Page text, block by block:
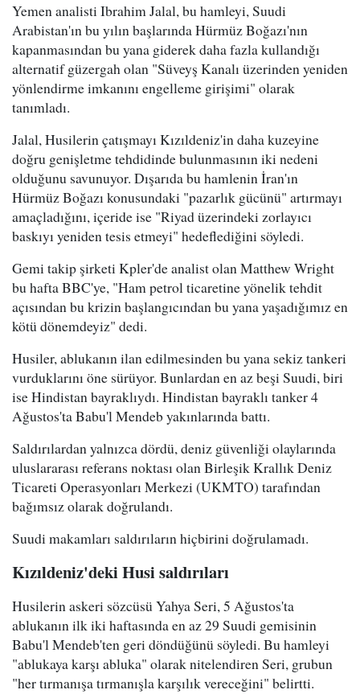
Yemen analisti Ibrahim Jalal, bu hamleyi, Suudi
Arabistan'ın bu yılın başlarında Hürmüz Boğazı'nın
kapanmasından bu yana giderek daha fazla kullandığı
alternatif güzergah olan "Süveyş Kanalı üzerinden yeniden
yönlendirme imkanını engelleme girişimi" olarak
tanımladı.
Jalal, Husilerin çatışmayı Kızıldeniz'in daha kuzeyine
doğru genişletme tehdidinde bulunmasının iki nedeni
olduğunu savunuyor. Dışarıda bu hamlenin İran'ın
Hürmüz Boğazı konusundaki "pazarlık gücünü" artırmayı
amaçladığını, içeride ise "Riyad üzerindeki zorlayıcı
baskıyı yeniden tesis etmeyi" hedeflediğini söyledi.
Gemi takip şirketi Kpler'de analist olan Matthew Wright
bu hafta BBC'ye, "Ham petrol ticaretine yönelik tehdit
açısından bu krizin başlangıcından bu yana yaşadığımız en
kötü dönemdeyiz" dedi.
Husiler, ablukanın ilan edilmesinden bu yana sekiz tankeri
vurduklarını öne sürüyor. Bunlardan en az beşi Suudi, biri
ise Hindistan bayraklıydı. Hindistan bayraklı tanker 4
Ağustos'ta Babu'l Mendeb yakınlarında battı.
Saldırılardan yalnızca dördü, deniz güvenliği olaylarında
uluslararası referans noktası olan Birleşik Krallık Deniz
Ticareti Operasyonları Merkezi (UKMTO) tarafından
bağımsız olarak doğrulandı.
Suudi makamları saldırıların hiçbirini doğrulamadı.
Kızıldeniz'deki Husi saldırıları
Husilerin askeri sözcüsü Yahya Seri, 5 Ağustos'ta
ablukanın ilk iki haftasında en az 29 Suudi gemisinin
Babu'l Mendeb'ten geri döndüğünü söyledi. Bu hamleyi
"ablukaya karşı abluka" olarak nitelendiren Seri, grubun
"her tırmanışa tırmanışla karşılık vereceğini" belirtti.